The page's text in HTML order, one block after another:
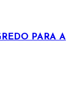
PARA A